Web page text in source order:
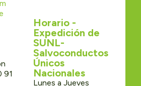
91
Horario -
Expedición de
SUNL-
Salvoconductos
Únicos
Nacionales
Lunes a Jueves